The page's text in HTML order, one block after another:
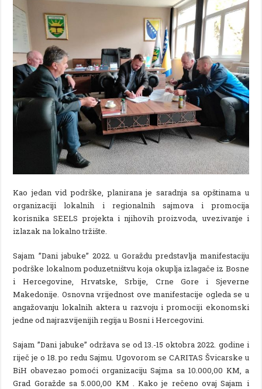
Kao jedan vid podrške, planirana je saradnja sa opštinama u
organizaciji lokalnih i regionalnih sajmova i promocija
korisnika SEELS projekta i njihovih proizvoda, uvezivanje i
izlazak na lokalno tržište.
Sajam ”Dani jabuke” 2022. u Goraždu predstavlja manifestaciju
podrške lokalnom poduzetništvu koja okuplja izlagače iz Bosne
i Hercegovine, Hrvatske, Srbije, Crne Gore i Sjeverne
Makedonije. Osnovna vrijednost ove manifestacije ogleda se u
angažovanju lokalnih aktera u razvoju i promociji ekonomski
jedne od najrazvijenijih regija u Bosni i Hercegovini.
Sajam ”Dani jabuke” održava se od 13.-15 oktobra 2022. godine i
riječ je o 18. po redu Sajmu. Ugovorom se CARITAS Švicarske u
BiH obavezao pomoći organizaciju Sajma sa 10.000,00 KM, a
Grad Goražde sa 5.000,00 KM . Kako je rečeno ovaj Sajam i